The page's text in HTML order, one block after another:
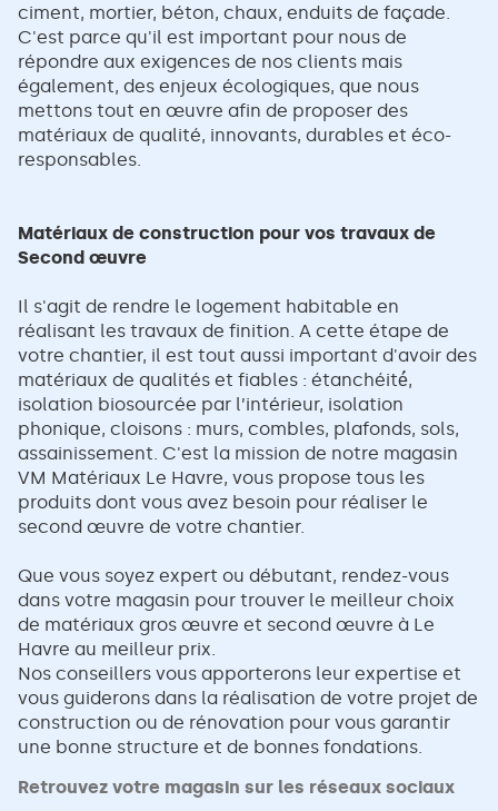
ciment, mortier, béton, chaux, enduits de façade.
C'est parce qu'il est important pour nous de
répondre aux exigences de nos clients mais
également, des enjeux écologiques, que nous
mettons tout en œuvre afin de proposer des
matériaux de qualité, innovants, durables et éco-
responsables.
Matériaux de construction pour vos travaux de
Second œuvre
Il s'agit de rendre le logement habitable en
réalisant les travaux de finition. A cette étape de
votre chantier, il est tout aussi important d'avoir des
matériaux de qualités et fiables : étanchéité́,
isolation biosourcée par l’intérieur, isolation
phonique, cloisons : murs, combles, plafonds, sols,
assainissement. C'est la mission de notre magasin
VM Matériaux Le Havre, vous propose tous les
produits dont vous avez besoin pour réaliser le
second œuvre de votre chantier.
Que vous soyez expert ou débutant, rendez-vous
dans votre magasin pour trouver le meilleur choix
de matériaux gros œuvre et second œuvre à Le
Havre au meilleur prix.
Nos conseillers vous apporterons leur expertise et
vous guiderons dans la réalisation de votre projet de
construction ou de rénovation pour vous garantir
une bonne structure et de bonnes fondations.
Retrouvez votre magasin sur les réseaux sociaux